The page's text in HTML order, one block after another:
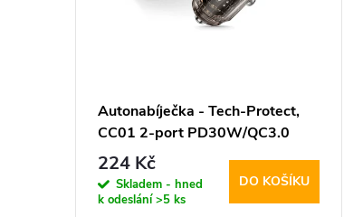
Autonabíječka - Tech-Protect,
CC01 2-port PD30W/QC3.0
224 Kč
Skladem - hned
k odeslání>5 ks
DO KOŠÍKU